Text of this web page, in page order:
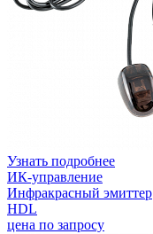
Узнать подробнее
ИК-управление
Инфракрасный эмиттер
HDL
цена по запросу